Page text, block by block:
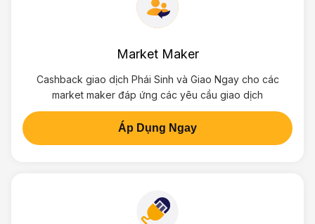
Market Maker
Cashback giao dịch Phái Sinh và Giao Ngay cho các
market maker đáp ứng các yêu cầu giao dịch
Áp Dụng Ngay